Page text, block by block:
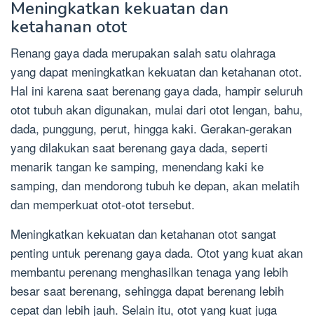
Meningkatkan kekuatan dan
ketahanan otot
Renang gaya dada merupakan salah satu olahraga
yang dapat meningkatkan kekuatan dan ketahanan otot.
Hal ini karena saat berenang gaya dada, hampir seluruh
otot tubuh akan digunakan, mulai dari otot lengan, bahu,
dada, punggung, perut, hingga kaki. Gerakan-gerakan
yang dilakukan saat berenang gaya dada, seperti
menarik tangan ke samping, menendang kaki ke
samping, dan mendorong tubuh ke depan, akan melatih
dan memperkuat otot-otot tersebut.
Meningkatkan kekuatan dan ketahanan otot sangat
penting untuk perenang gaya dada. Otot yang kuat akan
membantu perenang menghasilkan tenaga yang lebih
besar saat berenang, sehingga dapat berenang lebih
cepat dan lebih jauh. Selain itu, otot yang kuat juga